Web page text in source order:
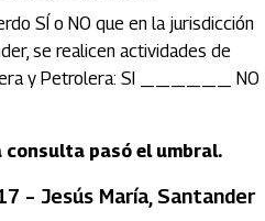
SÍ o NO que en la jurisdicción
se realicen actividades de
y Petrolera: SI ______ NO
consulta pasó el umbral.
– Jesús María, Santander